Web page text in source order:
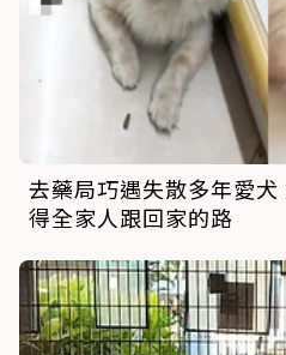
去藥局巧遇失散多年愛
得全家人跟回家的路